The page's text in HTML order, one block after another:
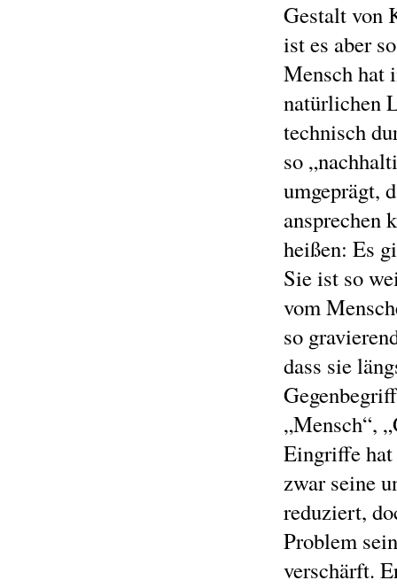
Gestalt von
ist es aber
Mensch hat
natürlichen
technisch
so
umgeprägt,
ansprechen
heißen: Es
Sie ist so
vom
so
dass sie
„Mensch“,
Eingriffe
zwar seine
reduziert,
Problem
verschärft.